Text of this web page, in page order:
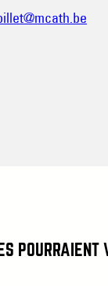
POURRAIENT